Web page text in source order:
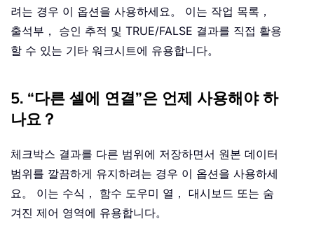
려는 경우 이 옵션을 사용하세요。 이는 작업 목록，
출석부， 승인 추적 및 TRUE/FALSE 결과를 직접 활용
할 수 있는 기타 워크시트에 유용합니다。
5. “다른 셀에 연결”은 언제 사용해야 하
나요？
체크박스 결과를 다른 범위에 저장하면서 원본 데이터
범위를 깔끔하게 유지하려는 경우 이 옵션을 사용하세
요。 이는 수식， 함수 도우미 열， 대시보드 또는 숨
겨진 제어 영역에 유용합니다。